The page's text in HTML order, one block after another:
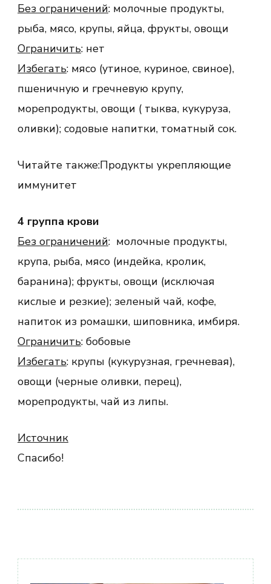
Без ограничений: молочные продукты,
рыба, мясо, крупы, яйца, фрукты, овощи
Ограничить: нет
Избегать: мясо (утиное, куриное, свиное),
пшеничную и гречневую крупу,
морепродукты, овощи ( тыква, кукуруза,
оливки); содовые напитки, томатный сок.
Читайте также:Продукты укрепляющие
иммунитет
4 группа крови
Без ограничений: молочные продукты,
крупа, рыба, мясо (индейка, кролик,
баранина); фрукты, овощи (исключая
кислые и резкие); зеленый чай, кофе,
напиток из ромашки, шиповника, имбиря.
Ограничить: бобовые
Избегать: крупы (кукурузная, гречневая),
овощи (черные оливки, перец),
морепродукты, чай из липы.
Источник
Спасибо!